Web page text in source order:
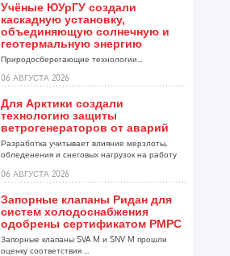
Учёные ЮУрГУ создали
каскадную установку,
объединяющую солнечную и
геотермальную энергию
Природосберегающие технологии...
06 АВГУСТА 2026
Для Арктики создали
технологию защиты
ветрогенераторов от аварий
Разработка учитывает влияние мерзлоты,
обледенения и снеговых нагрузок на работу
06 АВГУСТА 2026
Запорные клапаны Ридан для
систем холодоснабжения
одобрены сертификатом РМРС
Запорные клапаны SVA M и SNV M прошли
оценку соответствия ...